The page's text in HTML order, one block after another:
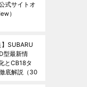
式サイトオ
）
】SUBARU
型最新情
とCB18タ
底解説 （30